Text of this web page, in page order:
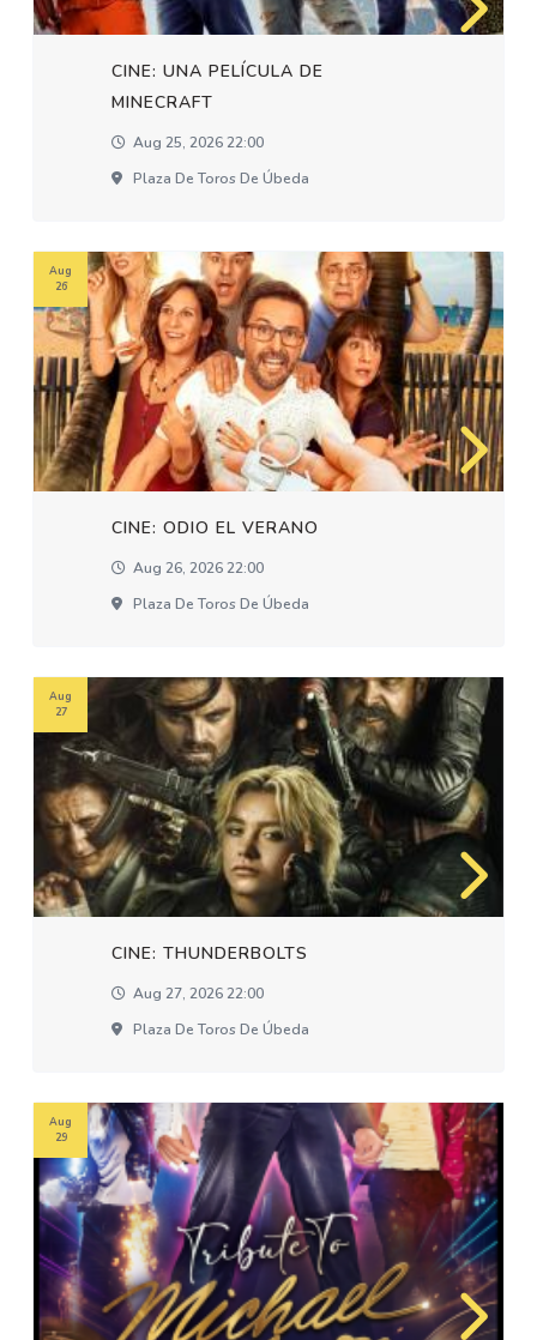
CINE: UNA PELÍCULA DE
MINECRAFT
Aug 25, 2026 22:00
Plaza De Toros De Úbeda
CINE: ODIO EL VERANO
Aug 26, 2026 22:00
Plaza De Toros De Úbeda
Aug
26
CINE: THUNDERBOLTS
Aug 27, 2026 22:00
Plaza De Toros De Úbeda
Aug
27
Aug
29